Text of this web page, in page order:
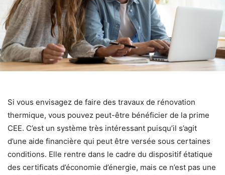
Si vous envisagez de faire des travaux de rénovation
thermique, vous pouvez peut-être bénéficier de la prime
CEE. C’est un système très intéressant puisqu’il s’agit
d’une aide financière qui peut être versée sous certaines
conditions. Elle rentre dans le cadre du dispositif étatique
des certificats d’économie d’énergie, mais ce n’est pas une